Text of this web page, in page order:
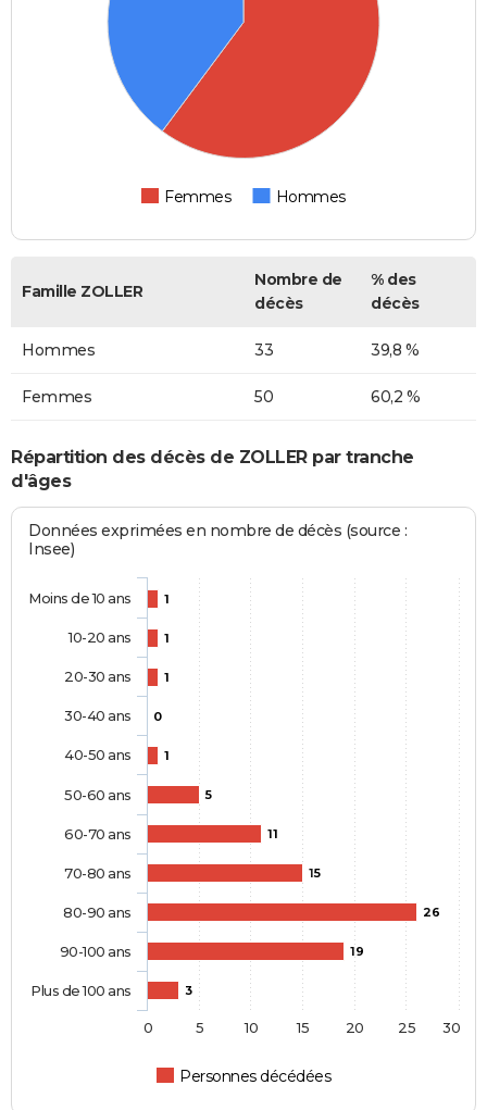
Femmes Hommes
Famille ZOLLER
Nombre de
décès
% des
décès
Hommes 33 39,8 %
Femmes 50 60,2 %
Répartition des décès de ZOLLER par tranche
d'âges
Données exprimées en nombre de décès (source :
Insee)
1
1
1
0
1
5
11
15
26
19
3
Personnes décédées
Moins de 10 ans
10-20 ans
20-30 ans
30-40 ans
40-50 ans
50-60 ans
60-70 ans
70-80 ans
80-90 ans
90-100 ans
Plus de 100 ans
0 5 10 15 20 25 30